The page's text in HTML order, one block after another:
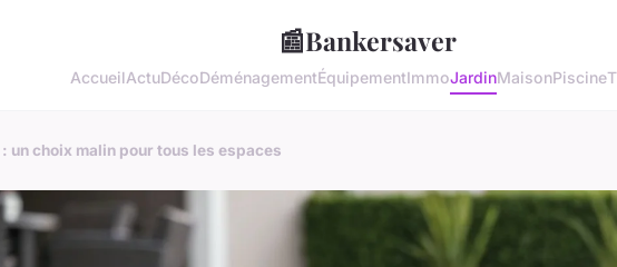
📰Bankersaver
AccueilActuDécoDéménagementÉquipementImmoJardinMaisonPiscine
un choix malin pour tous les espaces